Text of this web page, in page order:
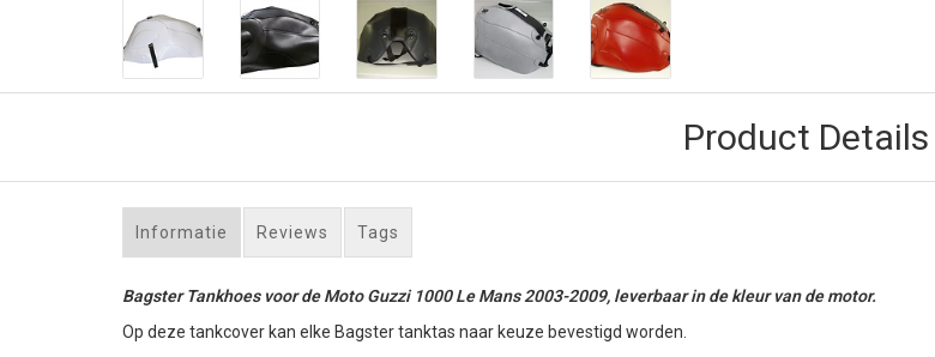
Product Details
Informatie Reviews Tags
Bagster Tankhoes voor de Moto Guzzi 1000 Le Mans 2003-2009, leverbaar in de kleur van de motor.
Op deze tankcover kan elke Bagster tanktas naar keuze bevestigd worden.